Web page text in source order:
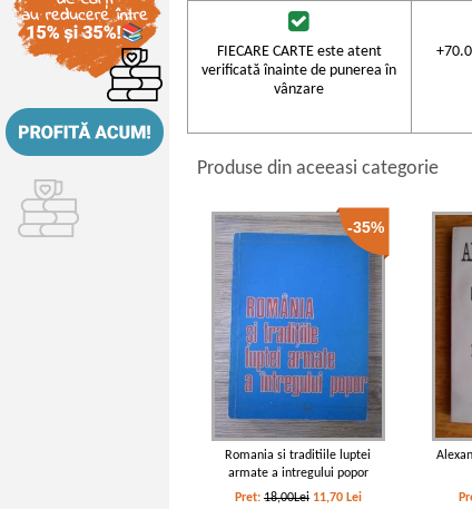
FIECARE CARTE este atent
verificată înainte de punerea în
vânzare
Produse din aceeasi categorie
-35%
Romania si traditiile luptei
armate a intregului popor
Pret: 18,00Lei 11,70 Lei